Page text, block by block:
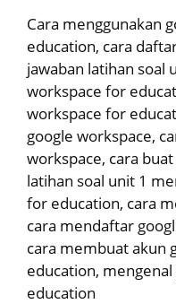
Cara menggunakan
education, cara
jawaban latihan soal
workspace for
workspace for
google workspace,
workspace, cara
latihan soal unit 1
for education, cara
cara mendaftar
cara membuat akun
education,
education